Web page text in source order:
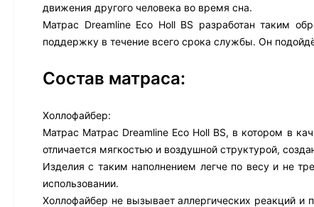
движения другого человека во время сна.
Матрас Dreamline Eco Holl BS разработан таким
поддержку в течение всего срока службы. Он
Состав матраса:
Холлофайбер:
Матрас Матрас Dreamline Eco Holl BS, в котором в
отличается мягкостью и воздушной структурой,
Изделия с таким наполнением легче по весу и не
использовании.
Холлофайбер не вызывает аллергических реакций